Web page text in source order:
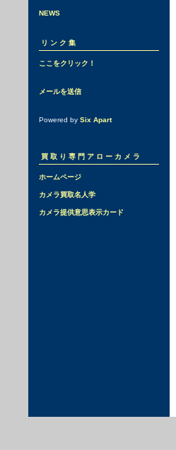
NEWS
リンク集
ここをクリック！
メールを送信
Powered by Six Apart
買取り専門アローカメラ
ホームページ
カメラ買取名人学
カメラ提供意思表示カード